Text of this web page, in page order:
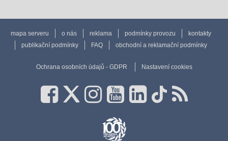
mapa serveru o nás reklama podmínky provozu
kontakty
publikační podmínky
FAQ obchodní a reklamační podmínky
Ochrana osobních údajů - GDPR Nastavení cookies